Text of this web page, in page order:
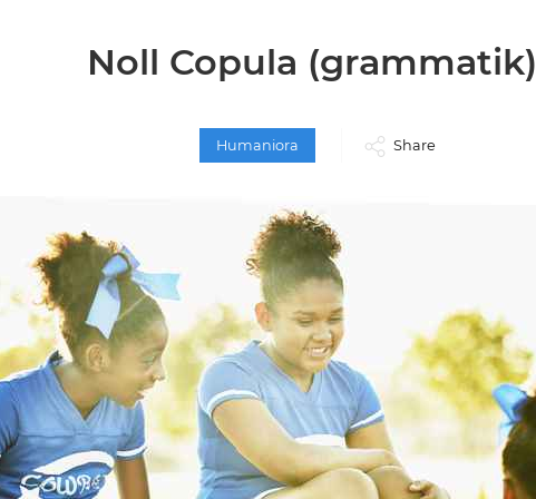
Noll Copula (grammatik)
Humaniora Share